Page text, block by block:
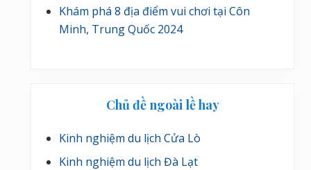
Khám phá 8 địa điểm vui chơi tại Côn
Minh, Trung Quốc 2024
Chủ đề ngoài lề hay
Kinh nghiệm du lịch Cửa Lò
Kinh nghiệm du lịch Đà Lạt